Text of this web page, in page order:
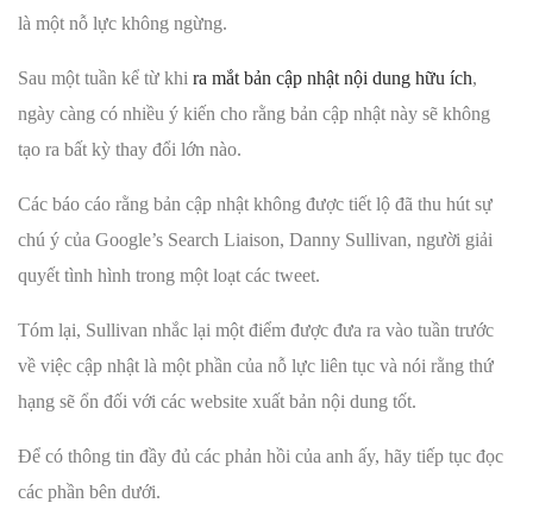
là một nỗ lực không ngừng.
Sau một tuần kể từ khi ra mắt bản cập nhật nội dung hữu ích,
ngày càng có nhiều ý kiến cho rằng bản cập nhật này sẽ không
tạo ra bất kỳ thay đổi lớn nào.
Các báo cáo rằng bản cập nhật không được tiết lộ đã thu hút sự
chú ý của Google’s Search Liaison, Danny Sullivan, người giải
quyết tình hình trong một loạt các tweet.
Tóm lại, Sullivan nhắc lại một điểm được đưa ra vào tuần trước
về việc cập nhật là một phần của nỗ lực liên tục và nói rằng thứ
hạng sẽ ổn đối với các website xuất bản nội dung tốt.
Để có thông tin đầy đủ các phản hồi của anh ấy, hãy tiếp tục đọc
các phần bên dưới.